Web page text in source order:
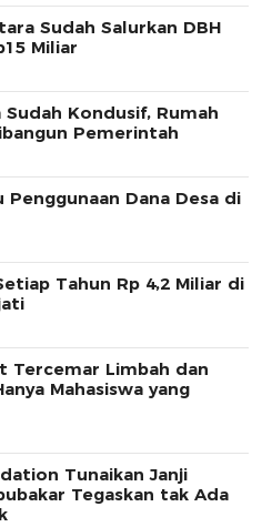
Sudah Salurkan DBH
Miliar
Kondusif, Rumah
Pemerintah
Penggunaan Dana Desa di
Tahun Rp 4,2 Miliar di
Tercemar Limbah dan
Mahasiswa yang
Tunaikan Janji
Tegaskan tak Ada